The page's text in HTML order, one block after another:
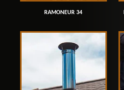
RAMONEUR 34